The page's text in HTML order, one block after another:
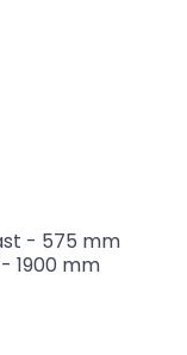
- 575 mm
- 1900 mm